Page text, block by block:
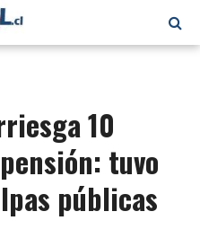
10
tuvo
públicas